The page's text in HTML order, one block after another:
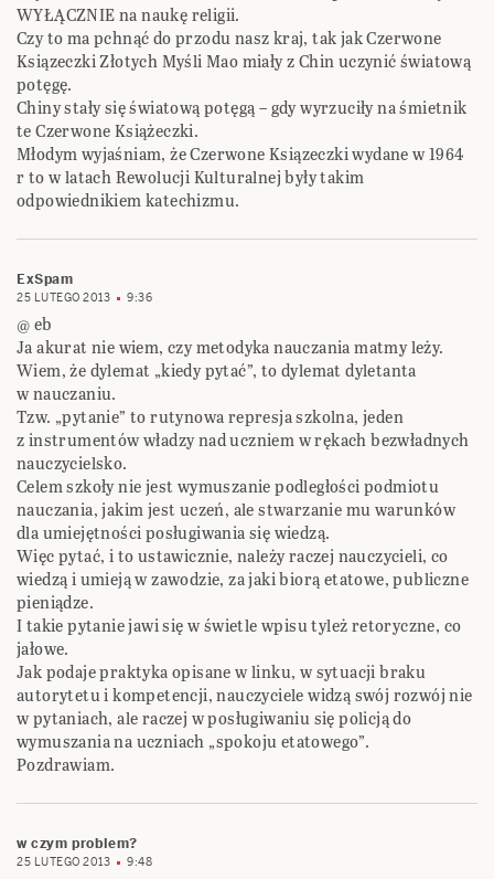
WYŁĄCZNIE na naukę religii.
Czy to ma pchnąć do przodu nasz kraj, tak jak Czerwone
Ksiązeczki Złotych Myśli Mao miały z Chin uczynić światową
potęgę.
Chiny stały się światową potęgą – gdy wyrzuciły na śmietnik
te Czerwone Książeczki.
Młodym wyjaśniam, że Czerwone Ksiązeczki wydane w 1964
r to w latach Rewolucji Kulturalnej były takim
odpowiednikiem katechizmu.
ExSpam
25 LUTEGO 2013 9:36
@ eb
Ja akurat nie wiem, czy metodyka nauczania matmy leży.
Wiem, że dylemat „kiedy pytać”, to dylemat dyletanta
w nauczaniu.
Tzw. „pytanie” to rutynowa represja szkolna, jeden
z instrumentów władzy nad uczniem w rękach bezwładnych
nauczycielsko.
Celem szkoły nie jest wymuszanie podległości podmiotu
nauczania, jakim jest uczeń, ale stwarzanie mu warunków
dla umiejętności posługiwania się wiedzą.
Więc pytać, i to ustawicznie, należy raczej nauczycieli, co
wiedzą i umieją w zawodzie, za jaki biorą etatowe, publiczne
pieniądze.
I takie pytanie jawi się w świetle wpisu tyleż retoryczne, co
jałowe.
Jak podaje praktyka opisane w linku, w sytuacji braku
autorytetu i kompetencji, nauczyciele widzą swój rozwój nie
w pytaniach, ale raczej w posługiwaniu się policją do
wymuszania na uczniach „spokoju etatowego”.
Pozdrawiam.
w czym problem?
25 LUTEGO 2013 9:48